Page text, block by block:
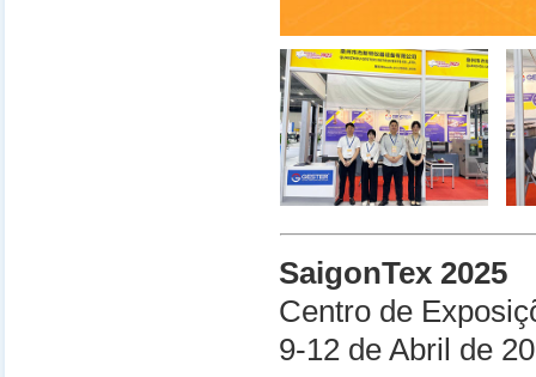
SaigonTex 2025
Centro de
9-12 de Abril de